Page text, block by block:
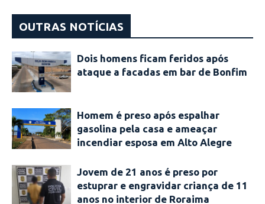
OUTRAS NOTÍCIAS
Dois homens ficam feridos após
ataque a facadas em bar de Bonfim
Homem é preso após espalhar
gasolina pela casa e ameaçar
incendiar esposa em Alto Alegre
Jovem de 21 anos é preso por
estuprar e engravidar criança de 11
anos no interior de Roraima